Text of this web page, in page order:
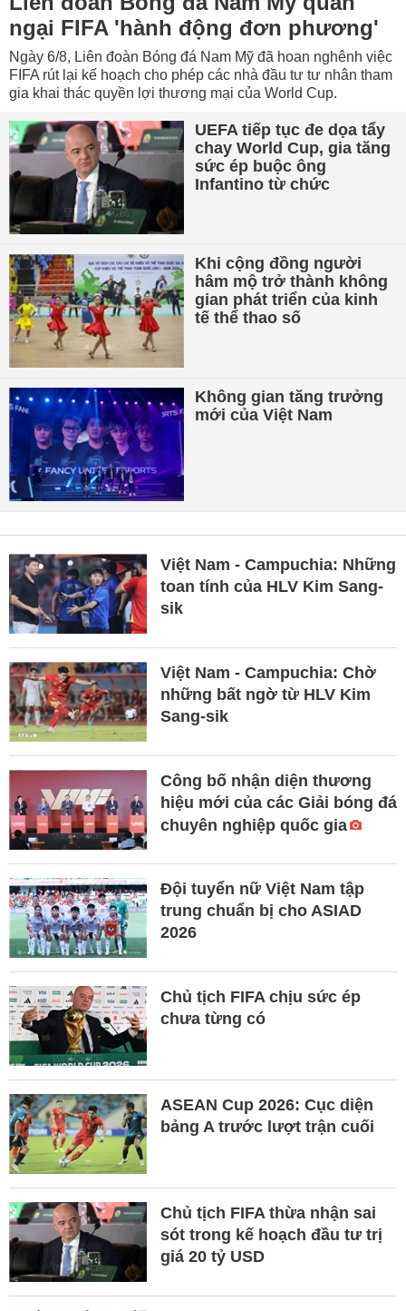
ngại FIFA 'hành động đơn phương'
Ngày 6/8, Liên đoàn Bóng đá Nam Mỹ đã hoan nghênh việc
FIFA rút lại kế hoạch cho phép các nhà đầu tư tư nhân tham
gia khai thác quyền lợi thương mại của World Cup.
UEFA tiếp tục đe dọa tẩy
chay World Cup, gia tăng
sức ép buộc ông
Infantino từ chức
Khi cộng đồng người
hâm mộ trở thành không
gian phát triển của kinh
tế thể thao số
Không gian tăng trưởng
mới của Việt Nam
Việt Nam - Campuchia: Những
toan tính của HLV Kim Sang-
sik
Việt Nam - Campuchia: Chờ
những bất ngờ từ HLV Kim
Sang-sik
Công bố nhận diện thương
hiệu mới của các Giải bóng đá
chuyên nghiệp quốc gia
Đội tuyển nữ Việt Nam tập
trung chuẩn bị cho ASIAD
2026
Chủ tịch FIFA chịu sức ép
chưa từng có
ASEAN Cup 2026: Cục diện
bảng A trước lượt trận cuối
Chủ tịch FIFA thừa nhận sai
sót trong kế hoạch đầu tư trị
giá 20 tỷ USD